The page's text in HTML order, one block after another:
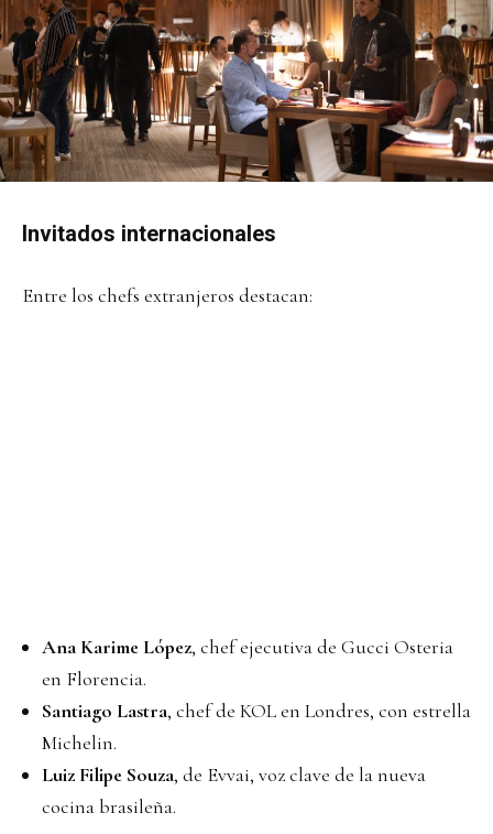
Invitados internacionales
Entre los chefs extranjeros destacan:
Ana Karime López, chef ejecutiva de Gucci Osteria
en Florencia.
Santiago Lastra, chef de KOL en Londres, con estrella
Michelin.
Luiz Filipe Souza, de Evvai, voz clave de la nueva
cocina brasileña.